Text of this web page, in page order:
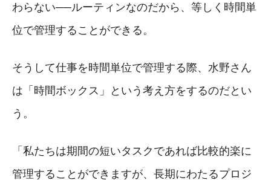
わらない──ルーティンなのだから、等しく時間単
位で管理することができる。
そうして仕事を時間単位で管理する際、水野さん
は「時間ボックス」という考え方をするのだとい
う。
「私たちは期間の短いタスクであれば比較的楽に
管理することができますが、長期にわたるプロジ